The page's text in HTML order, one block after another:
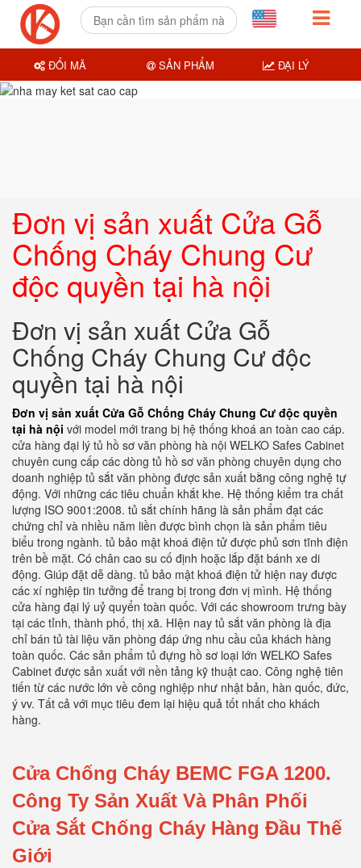
Đơn vị sản xuất Cửa Gỗ
Chống Cháy Chung Cư
độc quyền tại hà nội
Đơn vị sản xuất Cửa Gỗ
Chống Cháy Chung Cư độc
quyền tại hà nội
Đơn vị sản xuất Cửa Gỗ Chống Cháy Chung Cư độc quyền
tại hà nội với model mới trang bị hệ thống khoá an toàn cao cáp.
cửa hàng đại lý tủ hồ sơ văn phòng hà nội WELKO Safes Cabinet
chuyên cung cấp các dòng tủ hồ sơ văn phòng chuyên dụng cho
doanh nghiệp tủ sắt văn phòng được sản xuất bằng công nghệ tự
động. Với những các tiêu chuẩn khắt khe. Hệ thống kiểm tra chất
lượng ISO 9001:2008. tủ sắt chính hãng là sản phẩm đạt các
chứng chỉ và nhiều năm liền được bình chọn là sản phẩm tiêu
biểu trong ngành. tủ bảo mật khoá điện tử được phủ sơn tĩnh điện
trên bề mặt. Có chân cao su cố định hoặc lắp đặt bánh xe di
động. Giúp đặt dễ dàng. tủ bảo mật khoá điện tử hiện nay được
các xí nghiệp tin tưởng để trang bị trong đơn vị mình. Hệ thống
cửa hàng đại lý uỷ quyển toàn quốc. Với các showroom trưng bày
tại các tỉnh, thành phố, thị xã. HIện nay tủ sắt văn phòng là địa
chỉ bán tủ tài liệu văn phòng đáp ứng nhu cầu của khách hàng
toàn quốc. Các sản phẩm tủ đựng hồ sơ loại lớn WELKO Safes
Cabinet được sản xuất với nền tảng kỹ thuật cao. Công nghệ tiên
tiến từ các nước lớn về công nghiệp như nhật bản, hàn quốc, đức,
ý vv. Tất cả với mục tiêu đem lại hiệu quả tốt nhất cho khách
hàng.
Cửa Chống Cháy BEMC FGA 1200.
Công Ty Sản Xuất Và Phân Phối
Cửa Sắt Chống Cháy Hàng Đầu Thế
Giới
ĐỔI MÃ SẢN PHẨM ĐẠI LÝ